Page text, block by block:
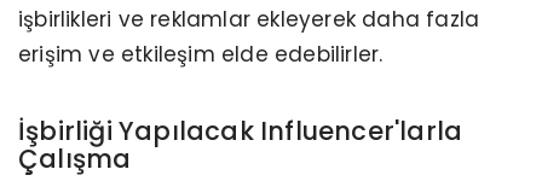
işbirlikleri ve reklamlar ekleyerek daha fazla
erişim ve etkileşim elde edebilirler.
İşbirliği Yapılacak Influencer'larla
Çalışma